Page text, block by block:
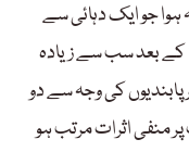
فیصد اضافہ ہوا جو ایک دہائی سے
زائد عرصے میں سب سے تیز رفتار اور 1961 کے بعد سب سے زیادہ
کی وجہ سے دو
منفی اثرات مرتب ہو